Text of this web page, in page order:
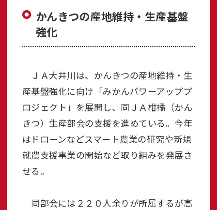
かんきつの産地維持・生産基盤
強化
ＪＡ大井川は、かんきつの産地維持・生
産基盤強化に向け「みかんパワーアッププ
ロジェクト」を展開し、同ＪＡ柑橘（かん
きつ）生産部会の支援を進めている。今年
はドローンなどスマート農業の研究や新規
就農支援事業の開始など取り組みを発展さ
せる。
同部会には２２０人余りが所属するが高